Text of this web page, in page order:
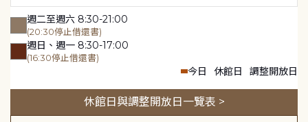
週二至週六 8:30-21:00
(20:30停止借還書)
週日、週一 8:30-17:00
(16:30停止借還書)
今日 休館日 調整開放日
休館日與調整開放日一覽表 >